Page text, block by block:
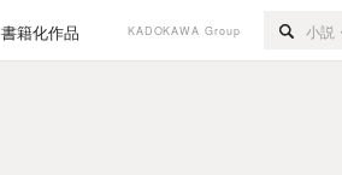
書籍化作品 KADOKAWA Group